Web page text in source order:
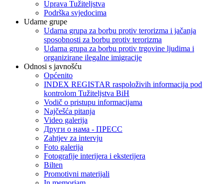
Uprava Tužiteljstva
Podrška svjedocima
Udarne grupe
Udarna grupa za borbu protiv terorizma i jačanja
sposobnosti za borbu protiv terorizma
Udarna grupa za borbu protiv trgovine ljudima i
organizirane ilegalne imigracije
Odnosi s javnošću
Općenito
INDEX REGISTAR raspoloživih informacija pod
kontrolom Tužiteljstva BiH
Vodič o pristupu informacijama
Najčešća pitanja
Video galerija
Други о нама - ПРЕСC
Zahtjev za intervju
Foto galerija
Fotografije interijera i eksterijera
Bilten
Promotivni materijali